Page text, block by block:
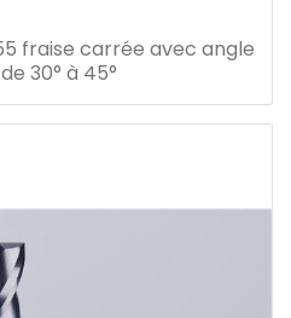
fraise carrée avec angle
30° à 45°